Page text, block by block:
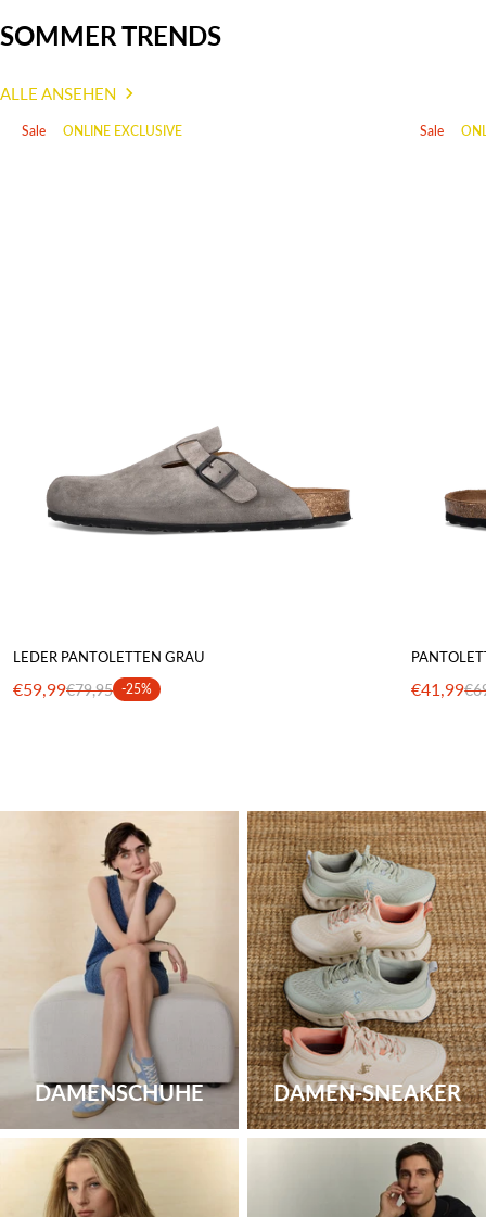
SOMMER TRENDS
ALLE ANSEHEN
Sale ONLINE EXCLUSIVE
LEDER PANTOLETTEN GRAU
€59,99€79,95 -25%
Sale
€41,99
DAMENSCHUHE DAMEN-SNEAKER